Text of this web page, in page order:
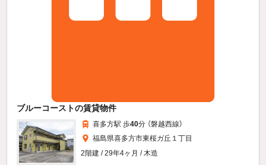
ブルーコーストの賃貸物件
喜多方駅 歩40分 （磐越西線）
福島県喜多方市東桜ガ丘１丁目
2階建 / 29年4ヶ月 / 木造